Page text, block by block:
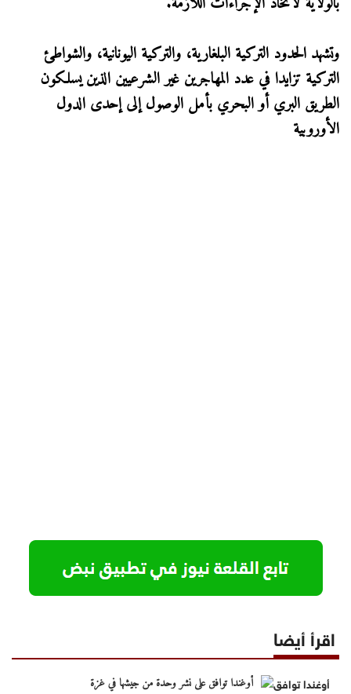
وتشهد الحدود التركية البلغارية، والتركية اليونانية، والشواطئ
التركية تزايدا في عدد المهاجرين غير الشرعيين الذين يسلكون
الطريق البري أو البحري بأمل الوصول إلى إحدى الدول
الأوروبية
اقرأ أيضا
أوغندا توافق على نشر وحدة من جيشها في غزة